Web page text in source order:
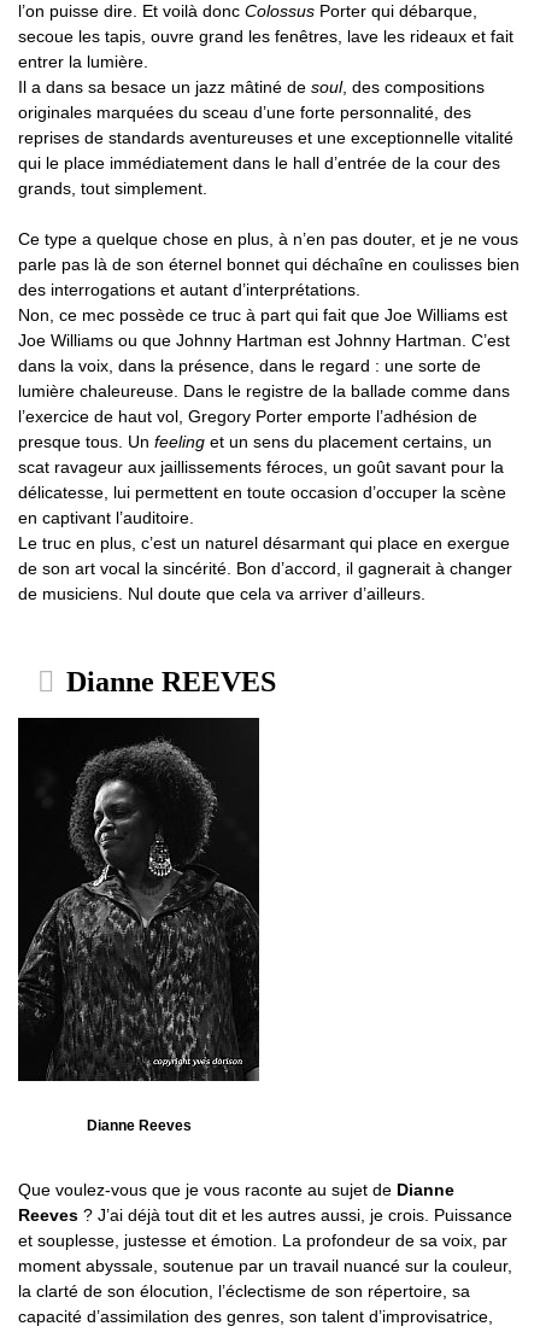
l’on puisse dire. Et voilà donc Colossus Porter qui débarque,
secoue les tapis, ouvre grand les fenêtres, lave les rideaux et fait
entrer la lumière.
Il a dans sa besace un jazz mâtiné de soul, des compositions
originales marquées du sceau d’une forte personnalité, des
reprises de standards aventureuses et une exceptionnelle vitalité
qui le place immédiatement dans le hall d’entrée de la cour des
grands, tout simplement.
Ce type a quelque chose en plus, à n’en pas douter, et je ne vous
parle pas là de son éternel bonnet qui déchaîne en coulisses bien
des interrogations et autant d’interprétations.
Non, ce mec possède ce truc à part qui fait que Joe Williams est
Joe Williams ou que Johnny Hartman est Johnny Hartman. C’est
dans la voix, dans la présence, dans le regard : une sorte de
lumière chaleureuse. Dans le registre de la ballade comme dans
l’exercice de haut vol, Gregory Porter emporte l’adhésion de
presque tous. Un feeling et un sens du placement certains, un
scat ravageur aux jaillissements féroces, un goût savant pour la
délicatesse, lui permettent en toute occasion d’occuper la scène
en captivant l’auditoire.
Le truc en plus, c’est un naturel désarmant qui place en exergue
de son art vocal la sincérité. Bon d’accord, il gagnerait à changer
de musiciens. Nul doute que cela va arriver d’ailleurs.
Dianne REEVES
Dianne Reeves
Que voulez-vous que je vous raconte au sujet de Dianne
Reeves ? J’ai déjà tout dit et les autres aussi, je crois. Puissance
et souplesse, justesse et émotion. La profondeur de sa voix, par
moment abyssale, soutenue par un travail nuancé sur la couleur,
la clarté de son élocution, l’éclectisme de son répertoire, sa
capacité d’assimilation des genres, son talent d’improvisatrice,